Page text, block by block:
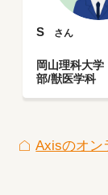
S さん
岡山理科大学
部/獣医学科
Axisのオン